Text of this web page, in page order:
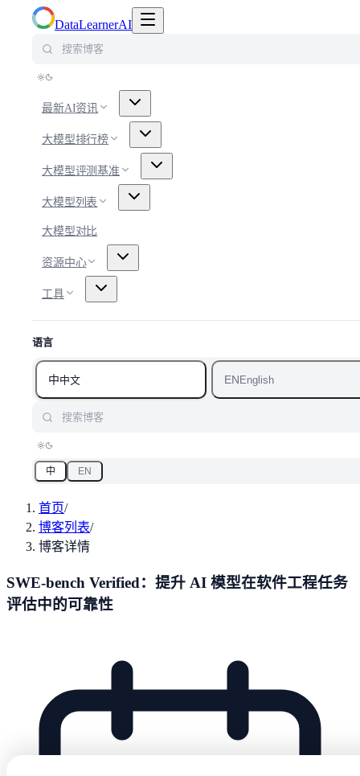
DataLearnerAI
最新AI资讯
大模型排行榜
大模型评测基准
大模型列表
大模型对比
资源中心
工具
语言
中中文 ENEnglish
中 EN
首页/
博客列表/
博客详情
SWE-bench Verified：提升 AI 模型在软件工程任务
评估中的可靠性